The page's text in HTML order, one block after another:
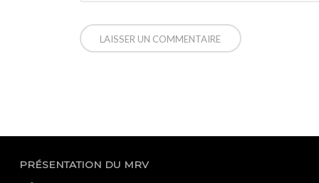
PRÉSENTATION DU MRV